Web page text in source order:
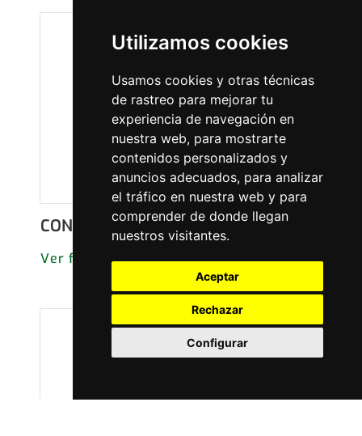
Utilizamos cookies
Usamos cookies y otras técnicas
de rastreo para mejorar tu
experiencia de navegación en
nuestra web, para mostrarte
contenidos personalizados y
anuncios adecuados, para analizar
el tráfico en nuestra web y para
comprender de donde llegan
nuestros visitantes.
Aceptar
Rechazar
Configurar
CONSTRUCTORA NORAY, S.A.
Ver ficha